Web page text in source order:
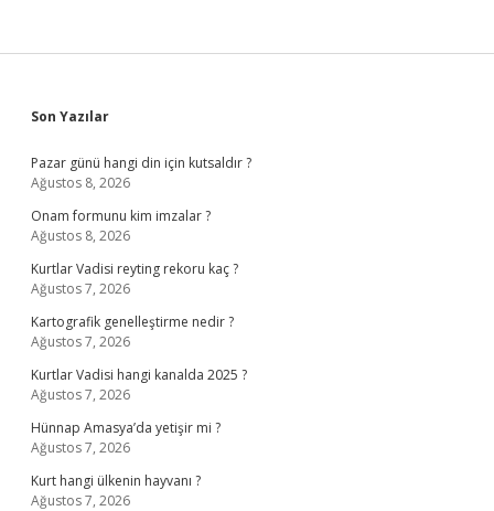
Sidebar
Son Yazılar
Pazar günü hangi din için kutsaldır ?
Ağustos 8, 2026
Onam formunu kim imzalar ?
Ağustos 8, 2026
Kurtlar Vadisi reyting rekoru kaç ?
Ağustos 7, 2026
Kartografik genelleştirme nedir ?
Ağustos 7, 2026
Kurtlar Vadisi hangi kanalda 2025 ?
Ağustos 7, 2026
Hünnap Amasya’da yetişir mi ?
Ağustos 7, 2026
Kurt hangi ülkenin hayvanı ?
Ağustos 7, 2026